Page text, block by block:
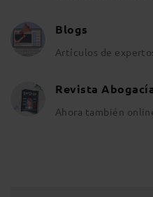
Blogs
Artículos de
Revista
Ahora también